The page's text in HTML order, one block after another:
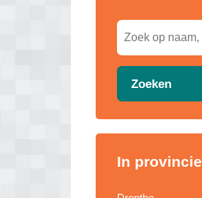
Zoeken
In provincie